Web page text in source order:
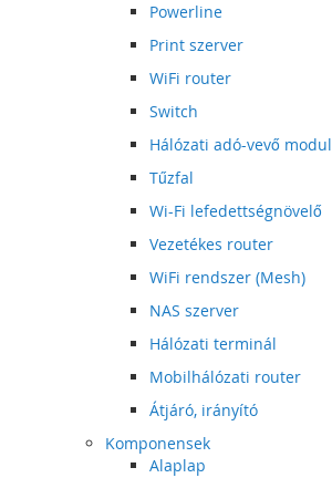
Powerline
Print szerver
WiFi router
Switch
Hálózati adó-vevő modul
Tűzfal
Wi-Fi lefedettségnövelő
Vezetékes router
WiFi rendszer (Mesh)
NAS szerver
Hálózati terminál
Mobilhálózati router
Átjáró, irányító
Komponensek
Alaplap